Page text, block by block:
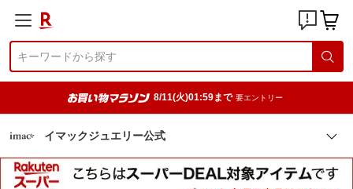
8/11(火)01:59まで 要エントリー
イマックジュエリー公式